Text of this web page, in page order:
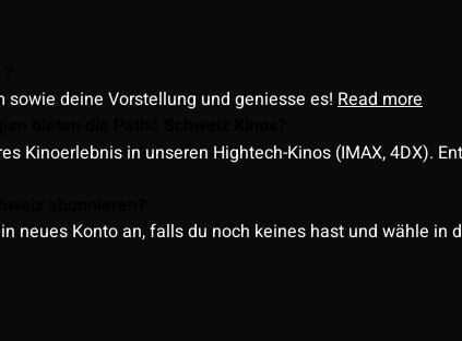
deine Vorstellung und geniesse es! Read more
Kinoerlebnis in unseren Hightech-Kinos (IMAX, 4DX).
neues Konto an, falls du noch keines hast und wähle in